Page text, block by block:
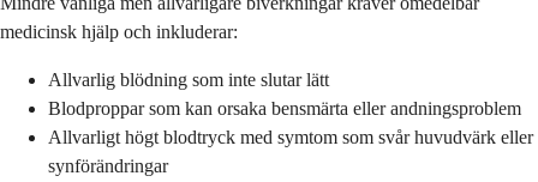
medicinsk hjälp och inkluderar:
Allvarlig blödning som inte slutar lätt
Blodproppar som kan orsaka bensmärta eller andningsproblem
Allvarligt högt blodtryck med symtom som svår huvudvärk eller
synförändringar